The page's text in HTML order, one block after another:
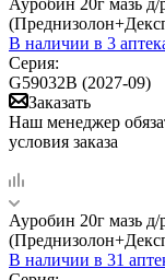
В наличии в 3
Серия:
G59032B (2027-09)
Заказать
Наш менеджер
условия заказа
Ауробин 20г мазь
В наличии в 31